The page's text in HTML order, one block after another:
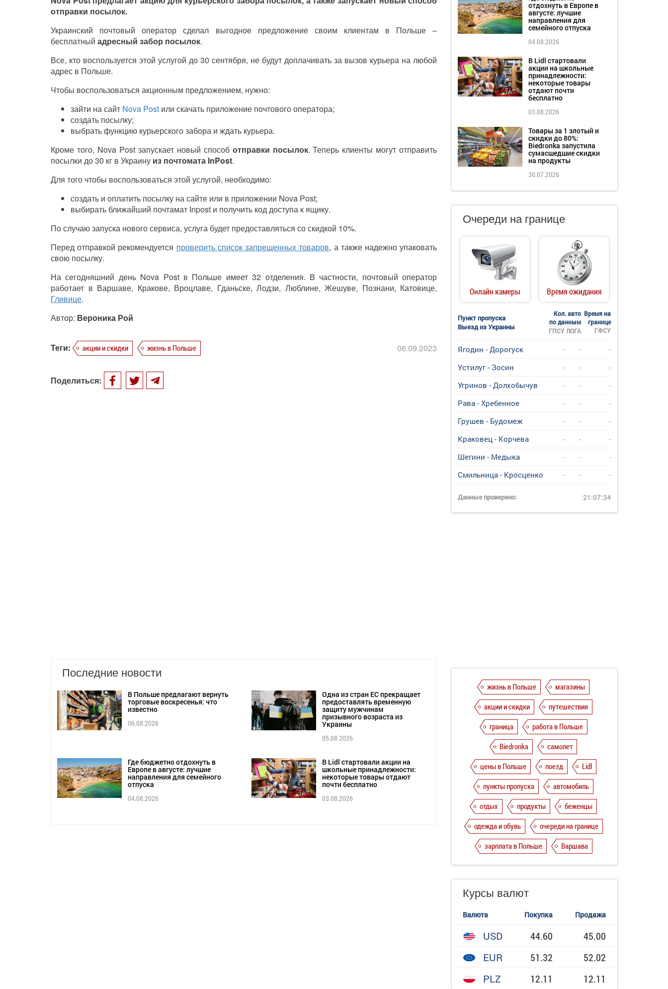
отправки посылок.
Украинский почтовый оператор сделал выгодное предложение своим клиентам в Польше –
бесплатный адресный забор посылок.
Все, кто воспользуется этой услугой до 30 сентября, не будут доплачивать за вызов курьера на любой
адрес в Польше.
Чтобы воспользоваться акционным предложением, нужно:
зайти на сайт Nova Post или скачать приложение почтового оператора;
создать посылку;
выбрать функцию курьерского забора и ждать курьера.
Кроме того, Nova Post запускает новый способ отправки посылок. Теперь клиенты могут отправить
посылки до 30 кг в Украину из почтомата InPost.
Для того чтобы воспользоваться этой услугой, необходимо:
создать и оплатить посылку на сайте или в приложении Nova Post;
выбирать ближайший почтамат Inpost и получить код доступа к ящику.
По случаю запуска нового сервиса, услуга будет предоставляться со скидкой 10%.
Перед отправкой рекомендуется проверить список запрещенных товаров, а также надежно упаковать
свою посылку.
На сегодняшний день Nova Post в Польше имеет 32 отделения. В частности, почтовый оператор
работает в Варшаве, Кракове, Вроцлаве, Гданьске, Лодзи, Люблине, Жешуве, Познани, Катовице,
Гливице.
Автор: Вероника Рой
Теги: акции и скидки жизнь в Польше 06.09.2023
Поделиться:
Последние новости
В Польше предлагают вернуть
торговые воскресенья: что
известно
06.08.2026
Одна из стран ЕС прекращает
предоставлять временную
защиту мужчинам
призывного возраста из
Украины
05.08.2026
Где бюджетно отдохнуть в
Европе в августе: лучшие
направления для семейного
отпуска
04.08.2026
В Lidl стартовали акции на
школьные принадлежности:
некоторые товары отдают
почти бесплатно
03.08.2026
отдохнуть в Европе в
августе: лучшие
направления для
семейного отпуска
04.08.2026
В Lidl стартовали
акции на школьные
принадлежности:
некоторые товары
отдают почти
бесплатно
03.08.2026
Товары за 1 злотый и
скидки до 80%:
Biedronka запустила
сумасшедшие скидки
на продукты
30.07.2026
Очереди на границе
Онлайн камеры Время ожидания
Пункт пропуска
Выезд из Украины
Кол. авто
по данным
Время на
границе
ГФСУ
ГПСУ ЛОГА
Ягодин - Дорогуск - -
-
Устилуг - Зосин
- -
-
Угринов - Долхобычув
- -
-
Рава - Хребенное
- -
-
Грушев - Будомеж
- -
-
Краковец - Корчева
- -
-
Шегини - Медыка
- -
-
Смильница - Кросценко
- - -
Данные проверено: 21:07:34
жизнь в Польше
магазины
акции и скидки
путешествия
граница
работа в Польше
Biedronka
самолет
цены в Польше
поезд
Lidl
пункты пропуска
автомобиль
отдых
продукты
беженцы
одежда и обувь
очереди на границе
зарплата в Польше
Варшава
Курсы валют
Валюта Покупка Продажа
USD 44.60
45.00
EUR
51.32
52.02
PLZ
12.11 12.11